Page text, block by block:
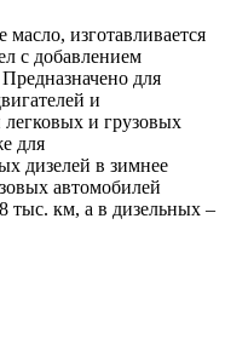
масло, изготавливается
с добавлением
для
и
легковых и грузовых
для
дизелей в зимнее
автомобилей
тыс. км, а в дизельных –